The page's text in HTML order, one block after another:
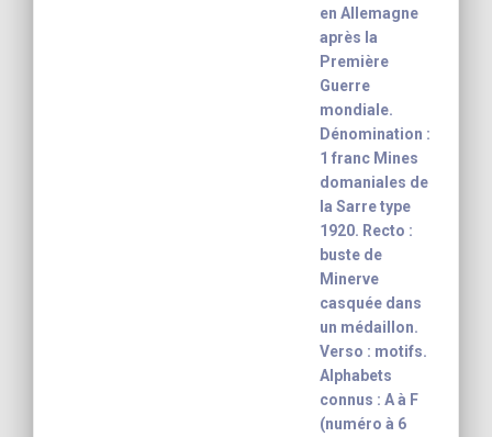
en Allemagne
après la
Première
Guerre
mondiale.
Dénomination :
1 franc Mines
domaniales de
la Sarre type
1920. Recto :
buste de
Minerve
casquée dans
un médaillon.
Verso : motifs.
Alphabets
connus : A à F
(numéro à 6